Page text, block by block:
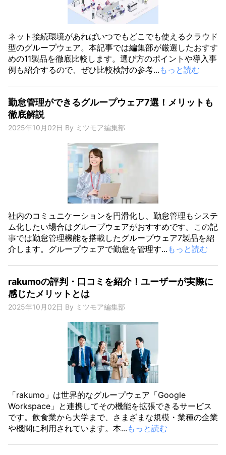
ネット接続環境があればいつでもどこでも使えるクラウド
型のグループウェア。本記事では編集部が厳選したおすす
めの11製品を徹底比較します。選び方のポイントや導入事
例も紹介するので、ぜひ比較検討の参考... もっと読む
勤怠管理ができるグループウェア7選！メリットも
徹底解説
2025年10月02日 By ミツモア編集部
社内のコミュニケーションを円滑化し、勤怠管理もシステ
ム化したい場合はグループウェアがおすすめです。この記
事では勤怠管理機能を搭載したグループウェア7製品を紹
介します。グループウェアで勤怠を管理す... もっと読む
rakumoの評判・口コミを紹介！ユーザーが実際に
感じたメリットとは
2025年10月02日 By ミツモア編集部
「rakumo」は世界的なグループウェア「Google
Workspace」と連携してその機能を拡張できるサービス
です。飲食業から大学まで、さまざまな規模・業種の企業
や機関に利用されています。本... もっと読む